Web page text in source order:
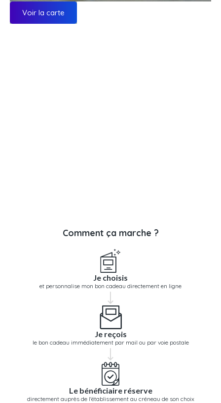
Voir la carte
Comment ça marche ?
Je choisis
et personnalise mon bon cadeau directement en ligne
Je reçois
le bon cadeau immédiatement par mail ou par voie postale
Le bénéficiaire réserve
directement auprès de l'établissement au créneau de son choix